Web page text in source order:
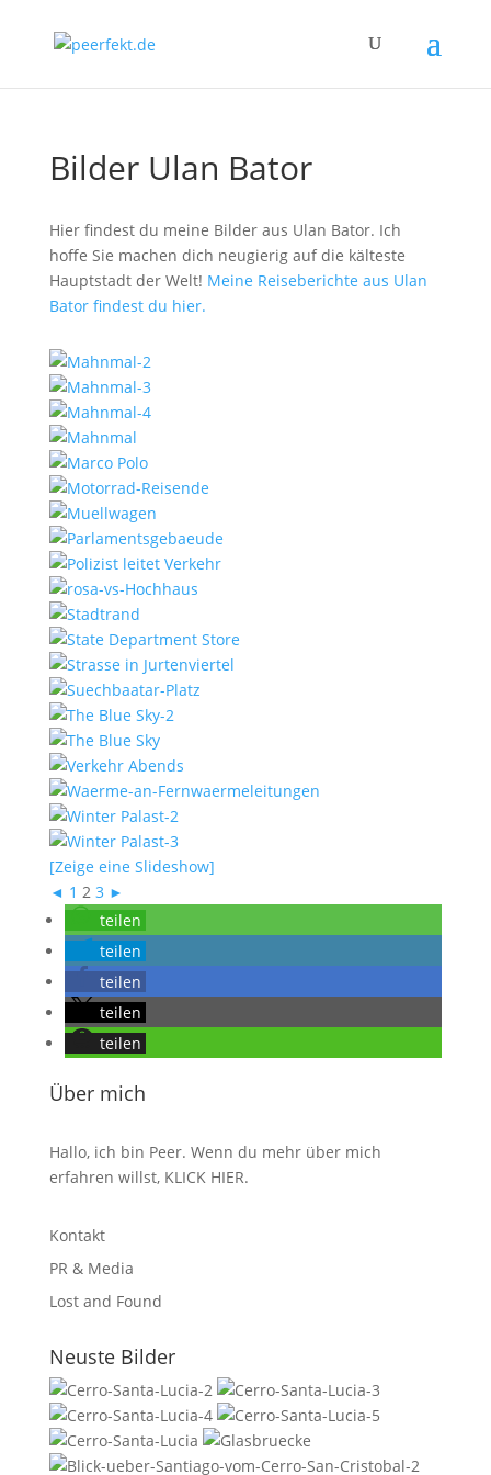
Bilder Ulan Bator
Hier findest du meine Bilder aus Ulan Bator. Ich
hoffe Sie machen dich neugierig auf die kälteste
Hauptstadt der Welt! Meine Reiseberichte aus Ulan
Bator findest du hier.
[Zeige eine Slideshow]
◄ 1 2 3 ►
teilen
teilen
teilen
teilen
teilen
Über mich
Hallo, ich bin Peer. Wenn du mehr über mich
erfahren willst, KLICK HIER.
Kontakt
PR & Media
Lost and Found
Neuste Bilder